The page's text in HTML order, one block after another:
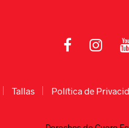
Tallas Política de